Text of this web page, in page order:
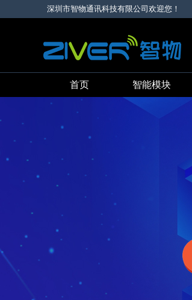
深圳市智物通讯科技有限公司欢迎您！
首页 智能模块